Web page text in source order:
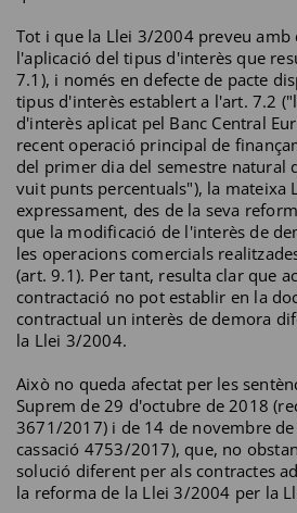
Tot i que la Llei 3/2004 preveu amb
l'aplicació del tipus d'interès que
7.1), i només en defecte de pacte
tipus d'interès establert a l'art. 7.2
d'interès aplicat pel Banc Central
recent operació principal de
del primer dia del semestre natural
vuit punts percentuals"), la mateixa
expressament, des de la seva
que la modificació de l'interès de
les operacions comercials
(art. 9.1). Per tant, resulta clar que
contractació no pot establir en la
contractual un interès de demora
la Llei 3/2004.
Això no queda afectat per les
Suprem de 29 d'octubre de 2018
3671/2017) i de 14 de novembre
cassació 4753/2017), que, no
solució diferent per als contractes
la reforma de la Llei 3/2004 per la